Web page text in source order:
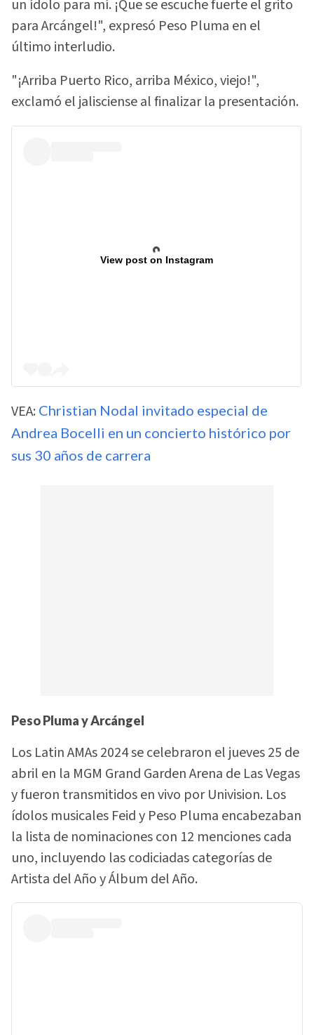
un ídolo para mí. ¡Que se escuche fuerte el grito
para Arcángel!", expresó Peso Pluma en el
último interludio.
"¡Arriba Puerto Rico, arriba México, viejo!",
exclamó el jalisciense al finalizar la presentación.
View post on Instagram
VEA: Christian Nodal invitado especial de
Andrea Bocelli en un concierto histórico por
sus 30 años de carrera
Peso Pluma y Arcángel
Los Latin AMAs 2024 se celebraron el jueves 25 de
abril en la MGM Grand Garden Arena de Las Vegas
y fueron transmitidos en vivo por Univision. Los
ídolos musicales Feid y Peso Pluma encabezaban
la lista de nominaciones con 12 menciones cada
uno, incluyendo las codiciadas categorías de
Artista del Año y Álbum del Año.